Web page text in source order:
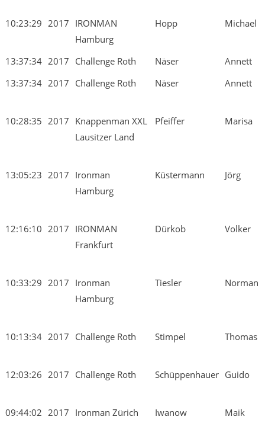
10:23:29 2017 IRONMAN
Hamburg
Hopp Michael
13:37:34 2017 Challenge Roth Näser
Annett
13:37:34 2017 Challenge Roth Näser Annett
10:28:35 2017 Knappenman XXL
Lausitzer Land
Pfeiffer Marisa
13:05:23 2017 Ironman
Hamburg
Küstermann Jörg
12:16:10 2017 IRONMAN
Frankfurt
Dürkob Volker
10:33:29 2017 Ironman
Hamburg
Tiesler Norman
10:13:34 2017 Challenge Roth Stimpel Thomas
12:03:26 2017 Challenge Roth Schüppenhauer Guido
09:44:02 2017 Ironman Zürich Iwanow Maik